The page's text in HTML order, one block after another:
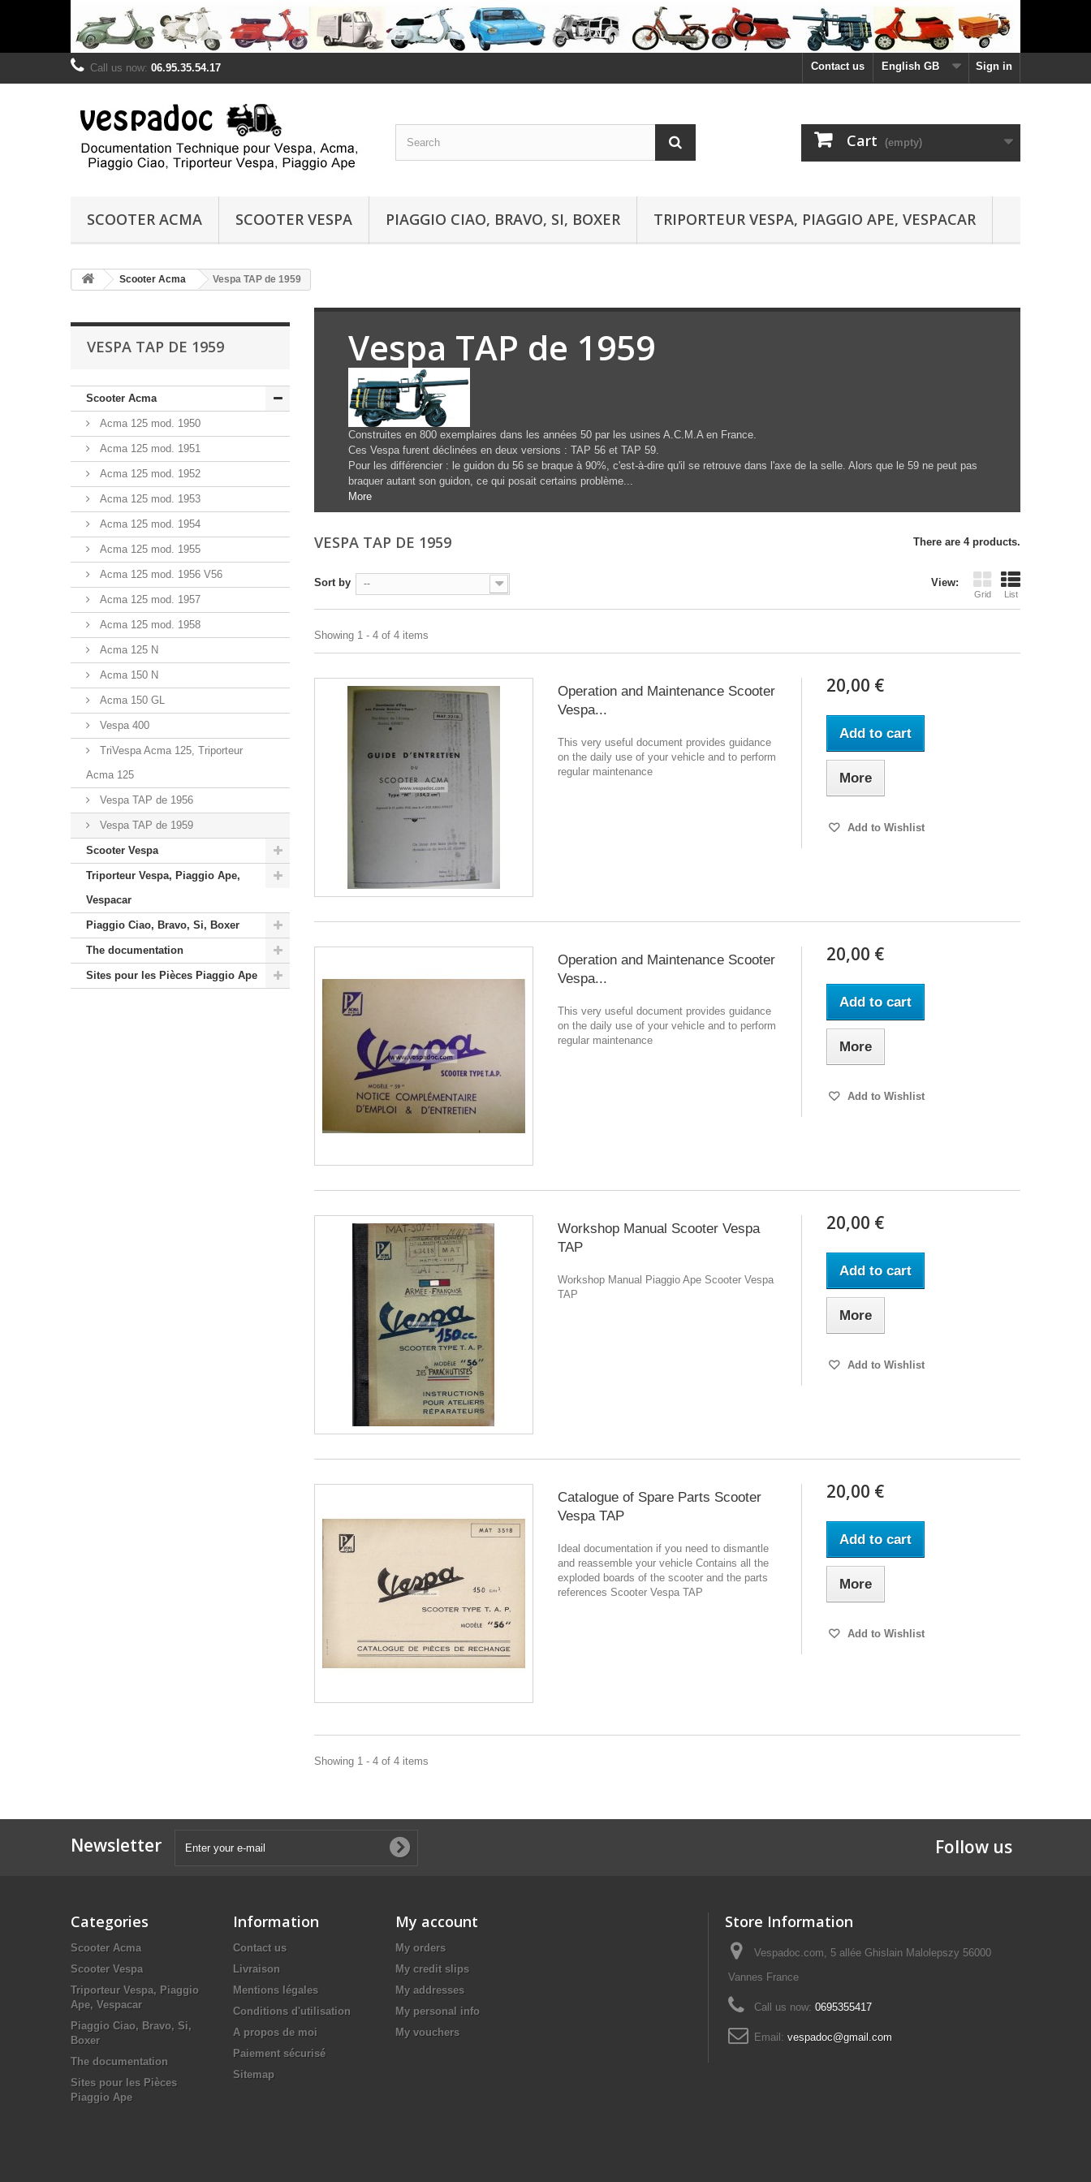
Sign in
English GB
Contact us
Call us now: 06.95.35.54.17
Cart (empty)
SCOOTER ACMA SCOOTER VESPA PIAGGIO CIAO, BRAVO, SI, BOXER TRIPORTEUR VESPA, PIAGGIO APE, VESPACAR
Scooter Acma Vespa TAP de 1959
VESPA TAP DE 1959
Scooter Acma
Acma 125 mod. 1950
Acma 125 mod. 1951
Acma 125 mod. 1952
Acma 125 mod. 1953
Acma 125 mod. 1954
Acma 125 mod. 1955
Acma 125 mod. 1956 V56
Acma 125 mod. 1957
Acma 125 mod. 1958
Acma 125 N
Acma 150 N
Acma 150 GL
Vespa 400
TriVespa Acma 125, Triporteur
Acma 125
Vespa TAP de 1956
Vespa TAP de 1959
Scooter Vespa
Triporteur Vespa, Piaggio Ape,
Vespacar
Piaggio Ciao, Bravo, Si, Boxer
The documentation
Sites pour les Pièces Piaggio Ape
Vespa TAP de 1959
Construites en 800 exemplaires dans les années 50 par les usines A.C.M.A en France.
Ces Vespa furent déclinées en deux versions : TAP 56 et TAP 59.
Pour les différencier : le guidon du 56 se braque à 90%, c'est-à-dire qu'il se retrouve dans l'axe de la selle. Alors que le 59 ne peut pas
braquer autant son guidon, ce qui posait certains problème...
More
VESPA TAP DE 1959 There are 4 products.
View:
Grid List
Sort by --
Showing 1 - 4 of 4 items
Operation and Maintenance Scooter
Vespa...
This very useful document provides guidance
on the daily use of your vehicle and to perform
regular maintenance
20,00 €
Add to cart
More
Add to Wishlist
Operation and Maintenance Scooter
Vespa...
This very useful document provides guidance
on the daily use of your vehicle and to perform
regular maintenance
20,00 €
Add to cart
More
Add to Wishlist
Workshop Manual Scooter Vespa
TAP
Workshop Manual Piaggio Ape Scooter Vespa
TAP
20,00 €
Add to cart
More
Add to Wishlist
Catalogue of Spare Parts Scooter
Vespa TAP
Ideal documentation if you need to dismantle
and reassemble your vehicle Contains all the
exploded boards of the scooter and the parts
references Scooter Vespa TAP
20,00 €
Add to cart
More
Add to Wishlist
Showing 1 - 4 of 4 items
Newsletter Follow us
Categories
Scooter Acma
Scooter Vespa
Triporteur Vespa, Piaggio
Ape, Vespacar
Piaggio Ciao, Bravo, Si,
Boxer
The documentation
Sites pour les Pièces
Piaggio Ape
Information
Contact us
Livraison
Mentions légales
Conditions d'utilisation
A propos de moi
Paiement sécurisé
Sitemap
My account
My orders
My credit slips
My addresses
My personal info
My vouchers
Store Information
Vespadoc.com, 5 allée Ghislain Malolepszy 56000
Vannes France
Call us now: 0695355417
Email: vespadoc@gmail.com